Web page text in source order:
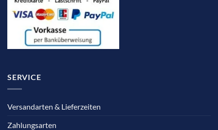
SERVICE
Versandarten & Lieferzeiten
Zahlungsarten